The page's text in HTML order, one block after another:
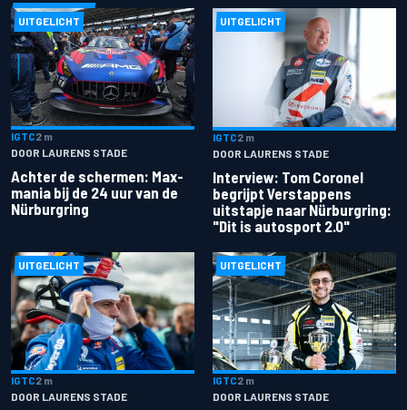
UITGELICHT
IGTC2 m
DOOR LAURENS STADE
Achter de schermen: Max-
mania bij de 24 uur van de
Nürburgring
UITGELICHT
IGTC2 m
DOOR LAURENS STADE
Interview: Tom Coronel
begrijpt Verstappens
uitstapje naar Nürburgring:
"Dit is autosport 2.0"
UITGELICHT
IGTC2 m
DOOR LAURENS STADE
UITGELICHT
IGTC2 m
DOOR LAURENS STADE